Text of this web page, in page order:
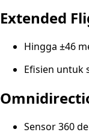
Extended
Hingga ±46
Efisien untuk
Sensor 360